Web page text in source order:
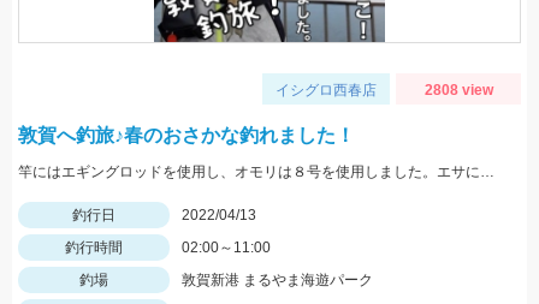
イシグロ西春店 2808 view
敦賀へ釣旅♪春のおさかな釣れました！
竿にはエギングロッドを使用し、オモリは８号を使用しました。エサには石ゴカイを使用。
釣行日
2022/04/13
釣行時間
02:00～11:00
釣場
敦賀新港 まるやま海遊パーク